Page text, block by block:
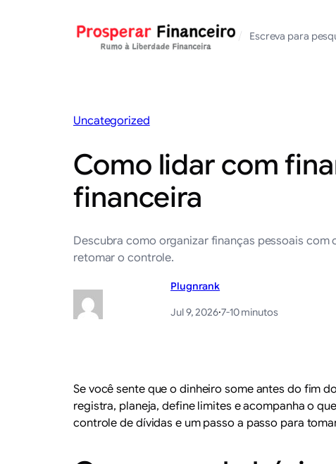
/ Escreva para
Uncategorized
Como lidar com
financeira
Descubra como organizar finanças pessoais
retomar o controle.
Plugnrank
Jul 9, 2026·7-10 minutos
Se você sente que o dinheiro some antes do fim
registra, planeja, define limites e acompanha o
controle de dívidas e um passo a passo para